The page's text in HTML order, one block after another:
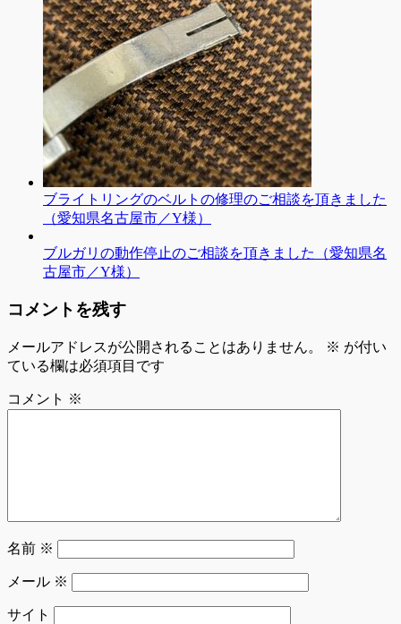
ブライトリングのベルトの修理のご相談を頂きました
（愛知県名古屋市／Y様）
ブルガリの動作停止のご相談を頂きました（愛知県名
古屋市／Y様）
コメントを残す
メールアドレスが公開されることはありません。 ※ が付い
ている欄は必須項目です
コメント ※
名前 ※
メール ※
サイト